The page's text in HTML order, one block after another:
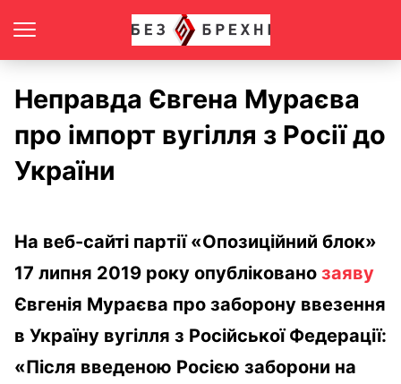
Неправда Євгена Мураєва
про імпорт вугілля з Росії до
України
На веб-сайті партії «Опозиційний блок»
17 липня 2019 року опубліковано заяву
Євгенія Мураєва про заборону ввезення
в Україну вугілля з Російської Федерації:
«Після введеною Росією заборони на